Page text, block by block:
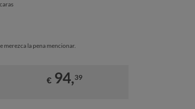
merezca la pena mencionar.
€ 94,39